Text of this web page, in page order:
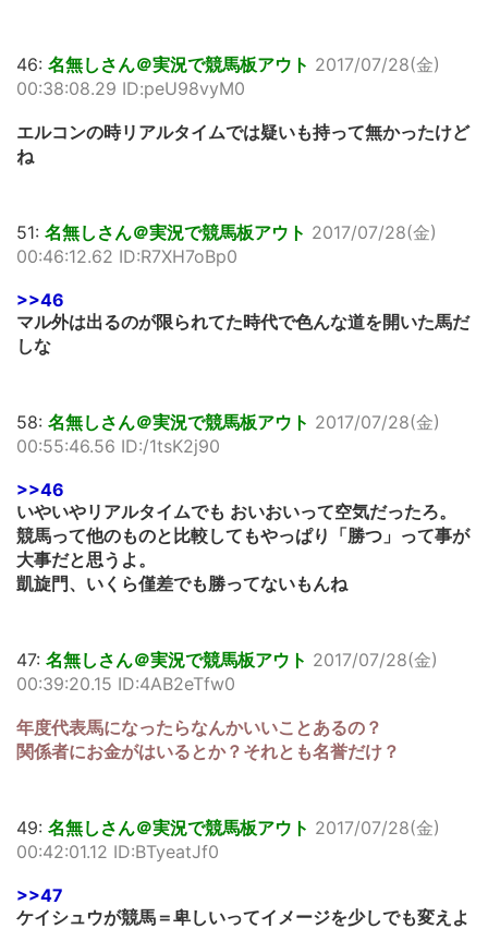
46: 名無しさん＠実況で競馬板アウト 2017/07/28(金)
00:38:08.29 ID:peU98vyM0
エルコンの時リアルタイムでは疑いも持って無かったけど
ね
51: 名無しさん＠実況で競馬板アウト 2017/07/28(金)
00:46:12.62 ID:R7XH7oBp0
>>46
マル外は出るのが限られてた時代で色んな道を開いた馬だ
しな
58: 名無しさん＠実況で競馬板アウト 2017/07/28(金)
00:55:46.56 ID:/1tsK2j90
>>46
いやいやリアルタイムでも おいおいって空気だったろ。
競馬って他のものと比較してもやっぱり「勝つ」って事が
大事だと思うよ。
凱旋門、いくら僅差でも勝ってないもんね
47: 名無しさん＠実況で競馬板アウト 2017/07/28(金)
00:39:20.15 ID:4AB2eTfw0
年度代表馬になったらなんかいいことあるの？
関係者にお金がはいるとか？それとも名誉だけ？
49: 名無しさん＠実況で競馬板アウト 2017/07/28(金)
00:42:01.12 ID:BTyeatJf0
>>47
ケイシュウが競馬＝卑しいってイメージを少しでも変えよ